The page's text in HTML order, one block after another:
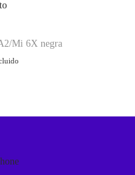
Mi 6X negra